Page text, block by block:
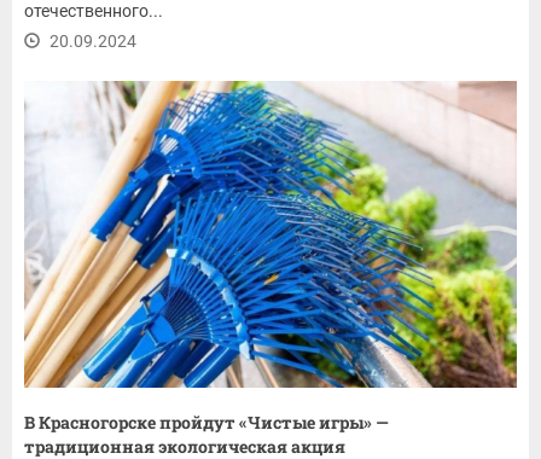
отечественного...
20.09.2024
В Красногорске пройдут «Чистые игры» —
традиционная экологическая акция